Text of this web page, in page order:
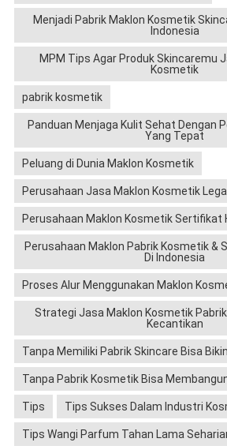
Menjadi Pabrik Maklon Kosmetik
Indonesia
MPM Tips Agar Produk Skincaremu
Kosmetik
pabrik kosmetik
Panduan Menjaga Kulit Sehat Dengan
Yang Tepat
Peluang di Dunia Maklon Kosmetik
Perusahaan Jasa Maklon Kosmetik
Perusahaan Maklon Kosmetik Sertifikat
Perusahaan Maklon Pabrik Kosmetik &
Di Indonesia
Proses Alur Menggunakan Maklon
Strategi Jasa Maklon Kosmetik
Kecantikan
Tanpa Memiliki Pabrik Skincare Bisa
Tanpa Pabrik Kosmetik Bisa
Tips Tips Sukses Dalam Industri
Tips Wangi Parfum Tahan Lama